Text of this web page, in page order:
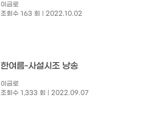
이금로
조회수 163 회
| 2022.10.02
한여름-사설시조 낭송
이금로
조회수 1,333 회
| 2022.09.07